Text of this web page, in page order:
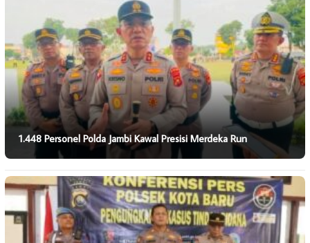
1.448 Personel Polda Jambi Kawal Presisi Merdeka Run